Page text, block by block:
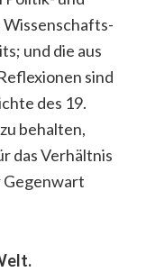
und die aus
sind
des 19.
behalten,
das Verhältnis
Gegenwart